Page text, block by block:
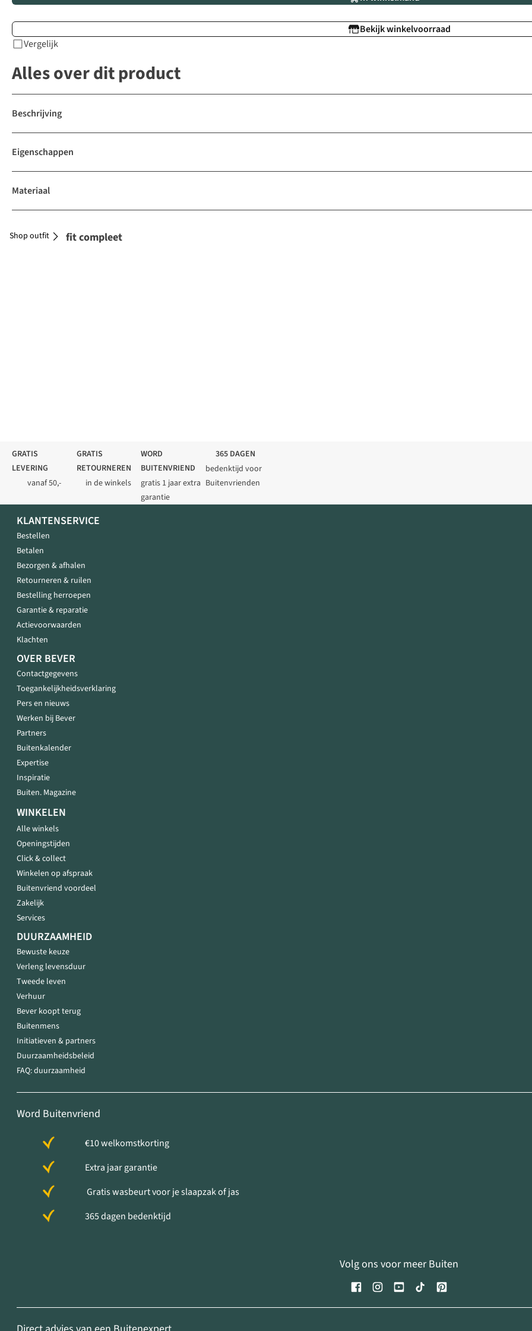
Bekijk winkelvoorraad
Vergelijk
Alles over dit product
Beschrijving
Eigenschappen
Materiaal
Maak je outfit compleet
Shop outfit
GRATIS
LEVERING
vanaf 50,-
GRATIS
RETOURNEREN
in de winkels
WORD
BUITENVRIEND
gratis 1 jaar extra
garantie
365 DAGEN
bedenktijd voor
Buitenvrienden
KLANTENSERVICE
Bestellen
Betalen
Bezorgen & afhalen
Retourneren & ruilen
Bestelling herroepen
Garantie & reparatie
Actievoorwaarden
Klachten
OVER BEVER
Contactgegevens
Toegankelijkheidsverklaring
Pers en nieuws
Werken bij Bever
Partners
Buitenkalender
Expertise
Inspiratie
Buiten. Magazine
WINKELEN
Alle winkels
Openingstijden
Click & collect
Winkelen op afspraak
Buitenvriend voordeel
Zakelijk
Services
DUURZAAMHEID
Bewuste keuze
Verleng levensduur
Tweede leven
Verhuur
Bever koopt terug
Buitenmens
Initiatieven & partners
Duurzaamheidsbeleid
FAQ: duurzaamheid
Word Buitenvriend
€10 welkomstkorting
Extra jaar garantie
Gratis wasbeurt voor je slaapzak of jas
365 dagen bedenktijd
Volg ons voor meer Buiten